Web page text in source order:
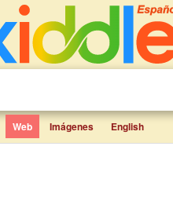
Web Imágenes English